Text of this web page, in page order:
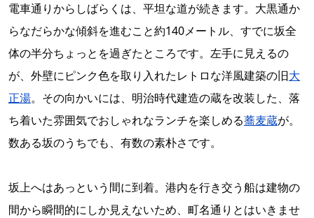
電車通りからしばらくは、平坦な道が続きます。大黒通か
らなだらかな傾斜を進むこと約140メートル、すでに坂全
体の半分ちょっとを過ぎたところです。左手に見えるの
が、外壁にピンク色を取り入れたレトロな洋風建築の旧大
正湯。その向かいには、明治時代建造の蔵を改装した、落
ち着いた雰囲気でおしゃれなランチを楽しめる蕎麦蔵が。
数ある坂のうちでも、有数の素朴さです。
坂上へはあっという間に到着。港内を行き交う船は建物の
間から瞬間的にしか見えないため、町名通りとはいきませ